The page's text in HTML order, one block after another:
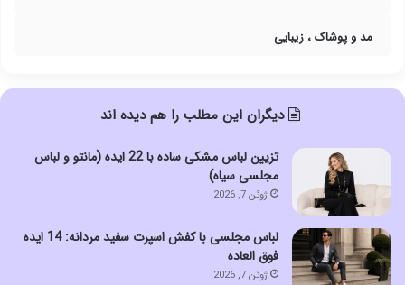
مد و پوشاک ، زیبایی
دیگران این مطلب را هم دیده اند
تزیین لباس مشکی ساده با 22 ایده (مانتو و لباس
مجلسی سیاه)
ژوئن 7, 2026
لباس مجلسی با کفش اسپرت سفید مردانه: 14 ایده
فوق العاده
ژوئن 7, 2026